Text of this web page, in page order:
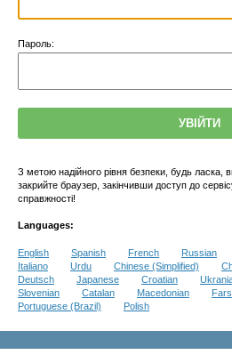
Пароль:
З метою надійного рівня безпеки, будь ласка,
закрийте браузер, закінчивши доступ до
справжності!
Languages:
English Spanish French Russian
Italiano
Urdu Chinese (Simplified)
Deutsch
Japanese Croatian
Slovenian
Catalan Macedonian
Portuguese (Brazil)
Polish